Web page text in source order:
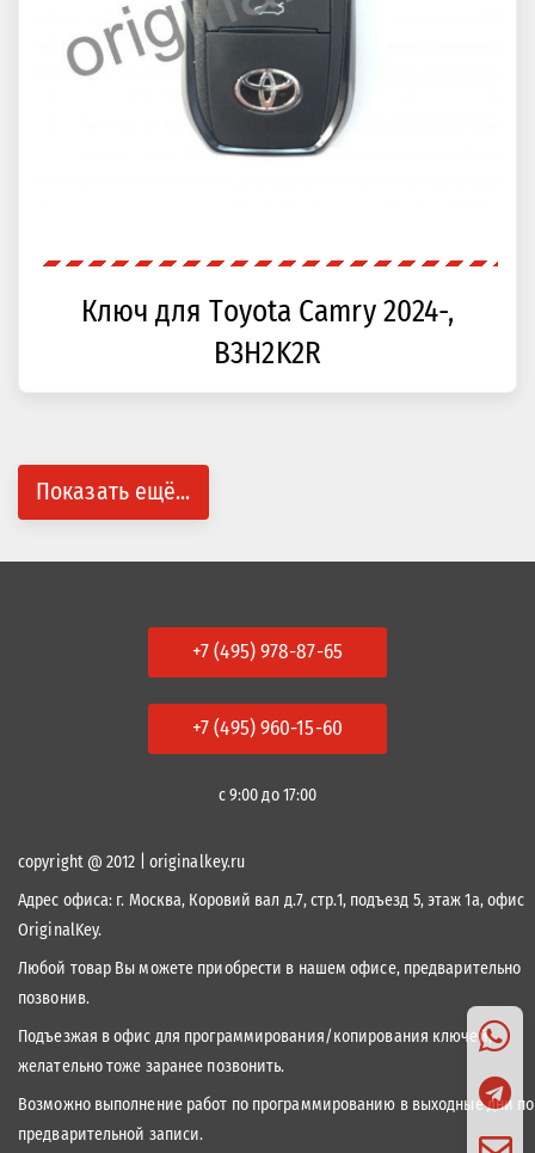
Ключ для Toyota Camry 2024-,
B3H2K2R
Показать ещё...
+7 (495) 978-87-65
+7 (495) 960-15-60
с 9:00 до 17:00
copyright @ 2012 | originalkey.ru
Адрес офиса: г. Москва, Коровий вал д.7, стр.1, подъезд 5, этаж 1а, офис
OriginalKey.
Любой товар Вы можете приобрести в нашем офисе, предварительно
позвонив.
Подъезжая в офис для программирования/копирования ключей,
желательно тоже заранее позвонить.
Возможно выполнение работ по программированию в выходные дни по
предварительной записи.